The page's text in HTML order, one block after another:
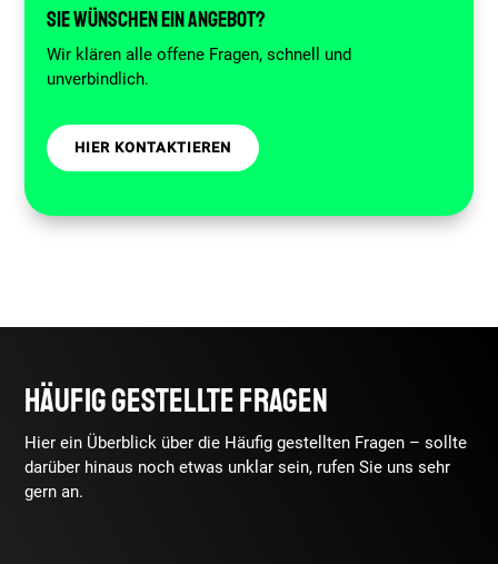
Sie wünschen ein Angebot?
Wir klären alle offene Fragen, schnell und
unverbindlich.
HIER KONTAKTIEREN
HÄUFIG GESTELLTE FRAGEN
Hier ein Überblick über die Häufig gestellten Fragen – sollte
darüber hinaus noch etwas unklar sein, rufen Sie uns sehr
gern an.